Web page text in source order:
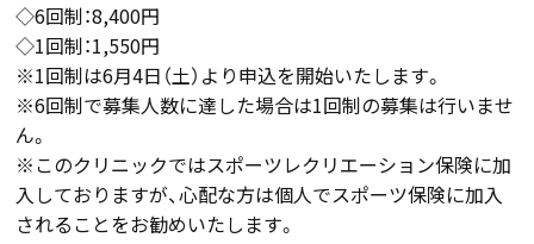
◇6回制：8,400円
◇1回制：1,550円
※1回制は6月4日（土）より申込を開始いたします。
※6回制で募集人数に達した場合は1回制の募集は行いませ
ん。
※このクリニックではスポーツレクリエーション保険に加
入しておりますが、心配な方は個人でスポーツ保険に加入
されることをお勧めいたします。